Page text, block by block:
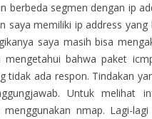
berbeda segmen dengan ip
saya memiliki ip address
saya masih bisa
mengetahui bahwa paket
tidak ada respon. Tindakan
Untuk melihat
nmap. Lagi-